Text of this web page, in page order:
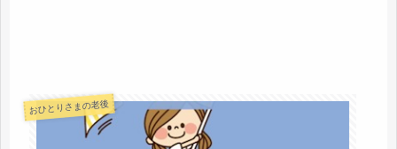
おひとりさまの老後